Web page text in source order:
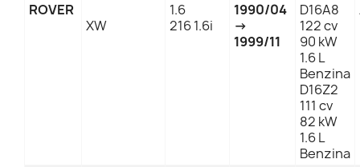
ROVER
XW
1.6
216 1.6i
1990/04
→
1999/11
D16A8
122 cv
90 kW
1.6 L
Benzina
D16Z2
111 cv
82 kW
1.6 L
Benzina